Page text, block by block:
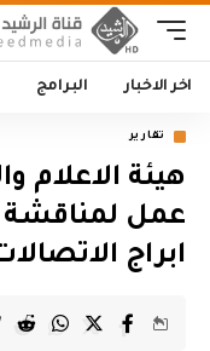
اخر الاخبار البرامج
تقارير
هيئة الاعلام
عمل لمناقشة
ابراج